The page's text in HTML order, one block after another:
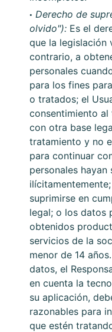
Derecho de
olvido"): Es el
que la legislación
contrario, a
personales
para los fines
o tratados; el
consentimiento
con otra base
tratamiento y no
para continuar
personales
suprimirse en
legal; o los datos
obtenidos
servicios de la
menor de 14
datos, el
en cuenta la
su aplicación,
razonables para
que estén